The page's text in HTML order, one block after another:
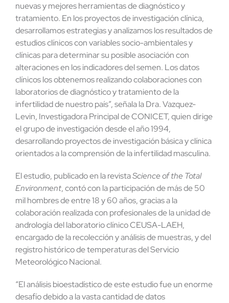
nuevas y mejores herramientas de diagnóstico y
tratamiento. En los proyectos de investigación clínica,
desarrollamos estrategias y analizamos los resultados de
estudios clínicos con variables socio-ambientales y
clínicas para determinar su posible asociación con
alteraciones en los indicadores del semen. Los datos
clínicos los obtenemos realizando colaboraciones con
laboratorios de diagnóstico y tratamiento de la
infertilidad de nuestro país”, señala la Dra. Vazquez-
Levin, Investigadora Principal de CONICET, quien dirige
el grupo de investigación desde el año 1994,
desarrollando proyectos de investigación básica y clínica
orientados a la comprensión de la infertilidad masculina.
El estudio, publicado en la revistaScience of the Total
Environment, contó con la participación de más de 50
mil hombres de entre 18 y 60 años, gracias a la
colaboración realizada con profesionales de la unidad de
andrología del laboratorio clínico CEUSA-LAEH,
encargado de la recolección y análisis de muestras, y del
registro histórico de temperaturas del Servicio
Meteorológico Nacional.
“El análisis bioestadístico de este estudio fue un enorme
desafío debido a la vasta cantidad de datos